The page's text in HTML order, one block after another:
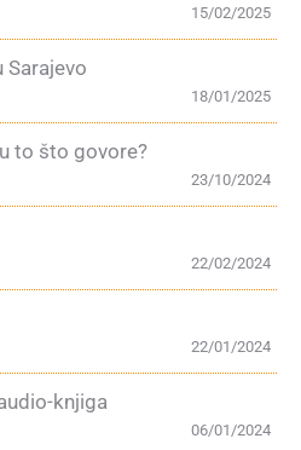
15/02/2025
Sarajevo
18/01/2025
to što govore?
23/10/2024
22/02/2024
22/01/2024
knjiga
06/01/2024